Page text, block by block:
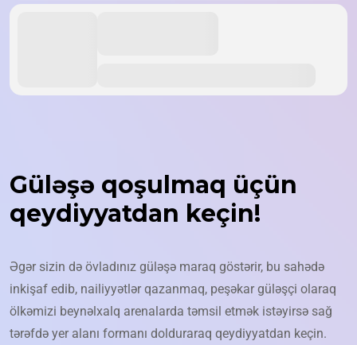
Güləşə qoşulmaq üçün
qeydiyyatdan keçin!
Əgər sizin də övladınız güləşə maraq göstərir, bu sahədə
inkişaf edib, nailiyyətlər qazanmaq, peşəkar güləşçi olaraq
ölkəmizi beynəlxalq arenalarda təmsil etmək istəyirsə sağ
tərəfdə yer alanı formanı dolduraraq qeydiyyatdan keçin.